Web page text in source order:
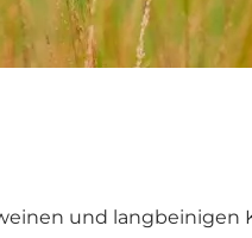
und langbeinigen